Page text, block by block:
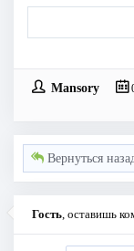
Mansory
Вернуться
Гость , оставишь